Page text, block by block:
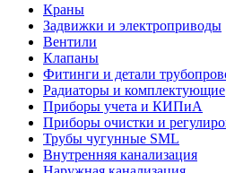
Краны
Задвижки и электроприводы
Вентили
Клапаны
Фитинги и детали
Радиаторы и комплектующие
Приборы учета и КИПиА
Приборы очистки и
Трубы чугунные SML
Внутренняя канализация